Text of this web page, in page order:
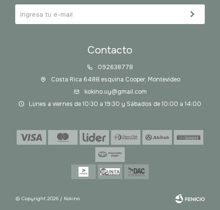
Contacto
092638778
Costa Rica 6488 esquina Cooper, Montevideo
kokino.uy@gmail.com
Lunes a viernes de 10:30 a 19:30 y Sábados de 10:00 a 14:00
© Copyright 2026 / Kokino